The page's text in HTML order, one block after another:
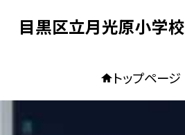
目黒区立月光原小学校
トップページ